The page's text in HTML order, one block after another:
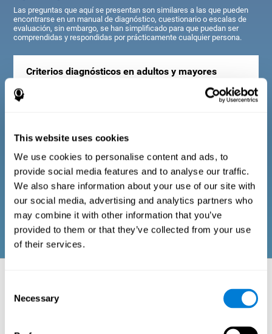
This website uses cookies
We use cookies to personalise content and ads, to
provide social media features and to analyse our traffic.
We also share information about your use of our site with
our social media, advertising and analytics partners who
may combine it with other information that you’ve
provided to them or that they’ve collected from your use
of their services.
Selection
Necessary
Las preguntas que aquí se presentan son similares a las que pueden
encontrarse en un manual de diagnóstico, cuestionario o escalas de
evaluación, sin embargo, se han simplificado para que puedan ser
comprendidas y respondidas por prácticamente cualquier persona.
Criterios diagnósticos en adultos y mayores
evaluación cognitiva para el envejecimiento. El cuestionario
emocional, sobre signos relacionados con la pérdida de
habilidades cognitivas o relaciones sociales (frustraciones o
malos entendimientos sociales por falta de memoria, olvidos de
cosas cotidianas, etc). Las preguntas pertenecientes a cada
dominio están adaptadas para las rutinas y actividades de las
personas adultas o ancianas.
Batería de Tareas